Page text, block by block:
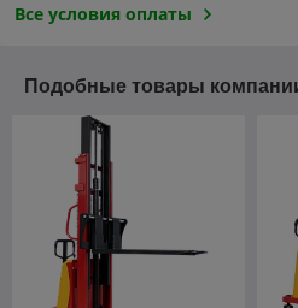
Все условия оплаты
Подобные товары